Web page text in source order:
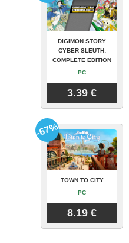
DIGIMON STORY
CYBER SLEUTH:
COMPLETE EDITION
PC
3.39 €
TOWN TO CITY
PC
8.19 €
-67%